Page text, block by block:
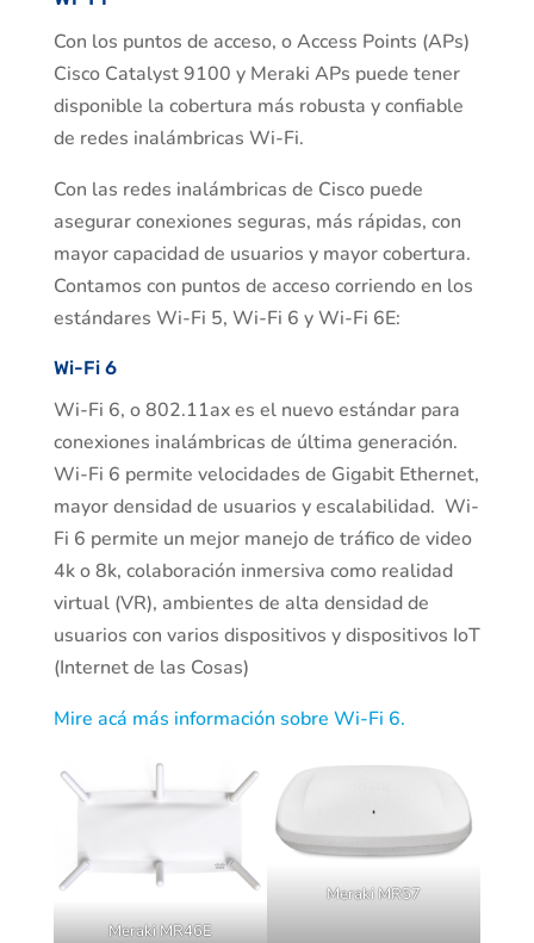
Con los puntos de acceso, o Access Points (APs)
Cisco Catalyst 9100 y Meraki APs puede tener
disponible la cobertura más robusta y confiable
de redes inalámbricas Wi-Fi.
Con las redes inalámbricas de Cisco puede
asegurar conexiones seguras, más rápidas, con
mayor capacidad de usuarios y mayor cobertura.
Contamos con puntos de acceso corriendo en los
estándares Wi-Fi 5, Wi-Fi 6 y Wi-Fi 6E:
Wi-Fi 6
Wi-Fi 6, o 802.11ax es el nuevo estándar para
conexiones inalámbricas de última generación.
Wi-Fi 6 permite velocidades de Gigabit Ethernet,
mayor densidad de usuarios y escalabilidad. Wi-
Fi 6 permite un mejor manejo de tráfico de video
4k o 8k, colaboración inmersiva como realidad
virtual (VR), ambientes de alta densidad de
usuarios con varios dispositivos y dispositivos IoT
(Internet de las Cosas)
Mire acá más información sobre Wi-Fi 6.
Meraki MR46E
Meraki MR57